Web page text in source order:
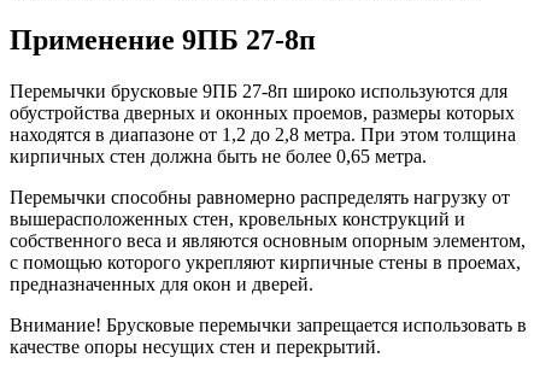
Применение 9ПБ 27-8п
Перемычки брусковые 9ПБ 27-8п широко используются для
обустройства дверных и оконных проемов, размеры которых
находятся в диапазоне от 1,2 до 2,8 метра. При этом толщина
кирпичных стен должна быть не более 0,65 метра.
Перемычки способны равномерно распределять нагрузку от
вышерасположенных стен, кровельных конструкций и
собственного веса и являются основным опорным элементом,
с помощью которого укрепляют кирпичные стены в проемах,
предназначенных для окон и дверей.
Внимание! Брусковые перемычки запрещается использовать в
качестве опоры несущих стен и перекрытий.